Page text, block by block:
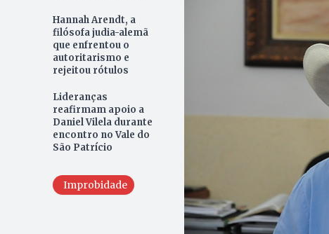
Hannah Arendt, a
filósofa judia-alemã
que enfrentou o
autoritarismo e
rejeitou rótulos
Lideranças
reafirmam apoio a
Daniel Vilela durante
encontro no Vale do
São Patrício
Improbidade